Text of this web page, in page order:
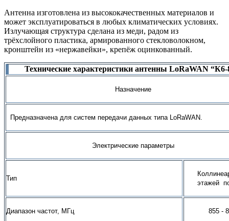
Антенна изготовлена из высококачественных материалов и
может эксплуатироваться в любых климатических условиях.
Излучающая структура сделана из меди, радом из
трёхслойного пластика, армированного стекловолокном,
кронштейн из «нержавейки», крепёж оцинкованный.
Технические характеристики антенны LoRaWAN
Назначение
Предназначена для систем передачи данных типа LoRaWAN.
Электрические параметры
Тип
этажей
Диапазон частот, МГц 855 -